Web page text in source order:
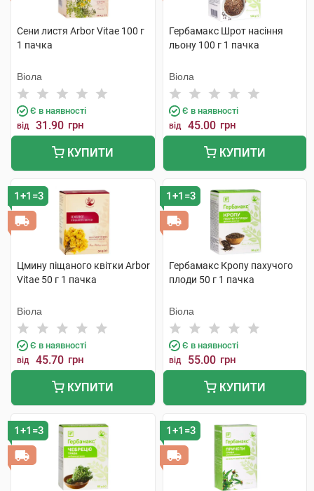
Сени листя Arbor Vitae 100 г
1 пачка
Віола
Є в наявності
від 31.90 грн
КУПИТИ
Гербамакс Шрот насіння
льону 100 г 1 пачка
Віола
Є в наявності
від 45.00 грн
КУПИТИ
1+1=3
Цмину піщаного квітки Arbor
Vitae 50 г 1 пачка
Віола
Є в наявності
від 45.70 грн
КУПИТИ
1+1=3
Гербамакс Кропу пахучого
плоди 50 г 1 пачка
Віола
Є в наявності
від 55.00 грн
КУПИТИ
1+1=3 1+1=3